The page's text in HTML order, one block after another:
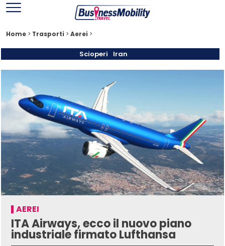
Home > Trasporti > Aerei >
Scioperi Iran
AEREI
ITA Airways, ecco il nuovo piano
industriale firmato Lufthansa